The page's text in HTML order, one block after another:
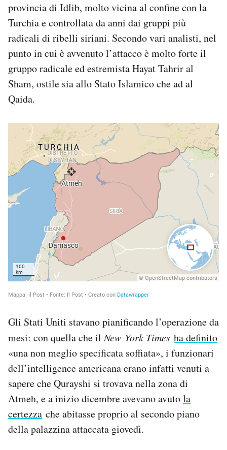
provincia di Idlib, molto vicina al confine con la
Turchia e controllata da anni dai gruppi più
radicali di ribelli siriani. Secondo vari analisti, nel
punto in cui è avvenuto l’attacco è molto forte il
gruppo radicale ed estremista Hayat Tahrir al
Sham, ostile sia allo Stato Islamico che ad al
Qaida.
Gli Stati Uniti stavano pianificando l’operazione da
mesi: con quella che ilNew York Times ha definito
«una non meglio specificata soffiata», i funzionari
dell’intelligence americana erano infatti venuti a
sapere che Qurayshi si trovava nella zona di
Atmeh, e a inizio dicembre avevano avutola
certezza che abitasse proprio al secondo piano
della palazzina attaccata giovedì.